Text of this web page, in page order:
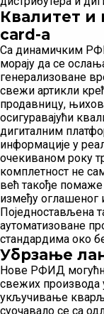
Квалитет и
card-а
Са динамичким
морају да се
генерализоване
свежи артикли
продавницу, њихов
осигуравајући
дигиталним
информације у
очекиваном року
комплетност не
већ такође
између оглашеног
Поједностављена
аутоматизоване
стандардима око
Убрзање
Нове РФИД
свежих производа
укључивање
суочавало се са